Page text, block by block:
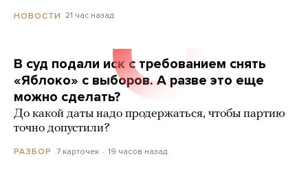
НОВОСТИ 21 час назад
В суд подали иск с требованием снять
«Яблоко» с выборов. А разве это еще
можно сделать?
До какой даты надо продержаться, чтобы партию
точно допустили?
РАЗБОР 7 карточек 19 часов назад